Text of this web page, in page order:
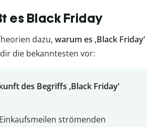
es Black Friday
dazu, warum es ‚Black Friday‘
die bekanntesten vor:
des Begriffs ‚Black Friday‘
strömenden